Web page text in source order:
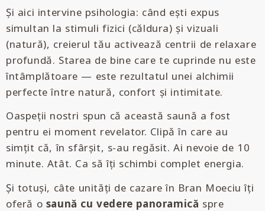
Și aici intervine psihologia: când ești expus
simultan la stimuli fizici (căldura) și vizuali
(natură), creierul tău activează centrii de relaxare
profundă. Starea de bine care te cuprinde nu este
întâmplătoare — este rezultatul unei alchimii
perfecte între natură, confort și intimitate.
Oaspeții nostri spun că această saună a fost
pentru ei moment revelator. Clipă în care au
simțit că, în sfârșit, s-au regăsit. Ai nevoie de 10
minute. Atât. Ca să îți schimbi complet energia.
Și totuși, câte unități de cazare în Bran Moeciu îți
oferă o saună cu vedere panoramică spre